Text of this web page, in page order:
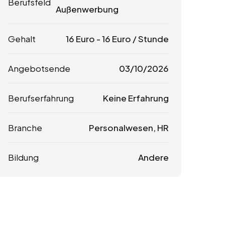
Berufsfeld
Außenwerbung
Gehalt 16 Euro -16 Euro / Stunde
Angebotsende 03/10/2026
Berufserfahrung Keine Erfahrung
Branche Personalwesen, HR
Bildung Andere